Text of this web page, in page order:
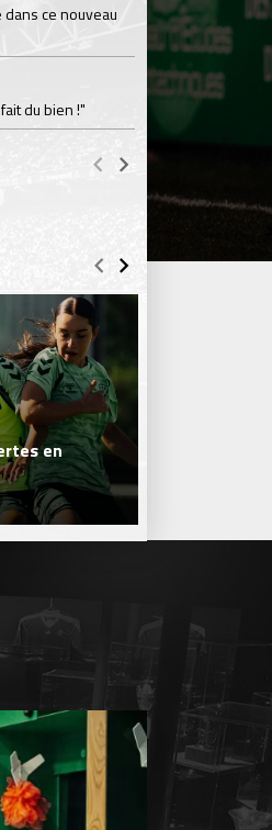
ce nouveau
du bien !"
Lundi 03 Août
Le dernier match
Dimanche 02 Août
en